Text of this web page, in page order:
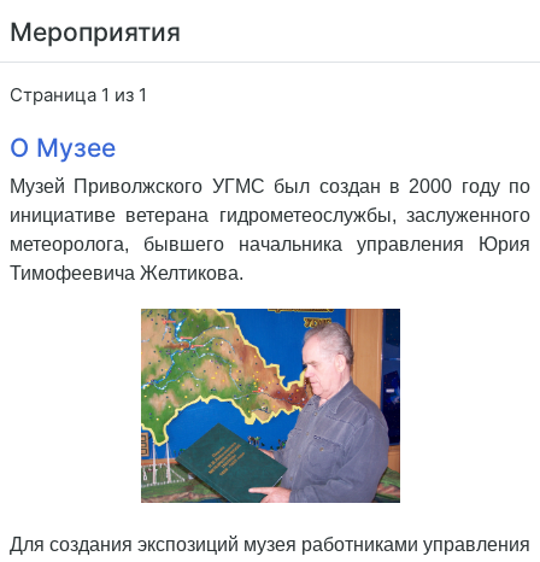
Мероприятия
Страница 1 из 1
О Музее
Музей Приволжского УГМС был создан в 2000 году по
инициативе ветерана гидрометеослужбы, заслуженного
метеоролога, бывшего начальника управления Юрия
Тимофеевича Желтикова.
Для создания экспозиций музея работниками управления